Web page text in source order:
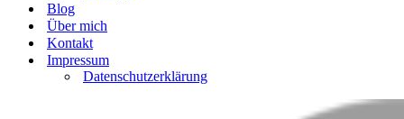
Blog
Über mich
Kontakt
Impressum
Datenschutzerklärung